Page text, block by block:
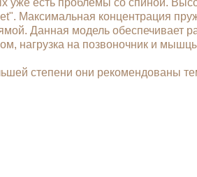
Максимальная концентрация
Данная модель обеспечивает
нагрузка на позвоночник и
степени они рекомендованы